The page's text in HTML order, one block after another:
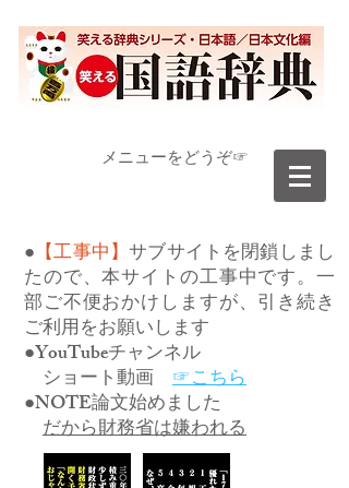
​メニューをどうぞ☞
● 【工事中】サブサイトを閉鎖しまし
たので、本サイトの工事中です。一
部ご不便おかけしますが、引き続き
ご利用をお願いします
●YouTubeチャンネル
ショート動画 ☞こちら
●NOTE論文始めました
だから財務省は嫌われる